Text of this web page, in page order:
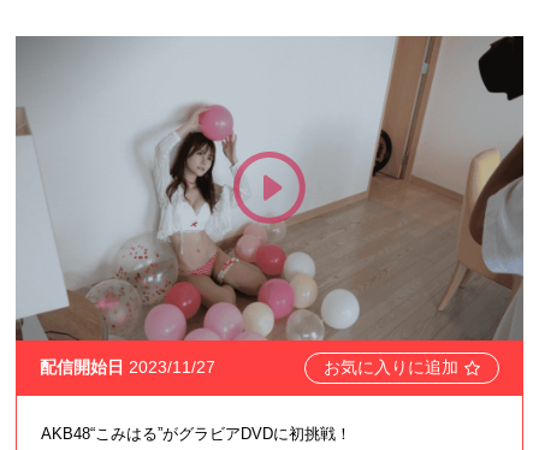
配信開始日 2023/11/27 お気に入りに追加
AKB48“こみはる”がグラビアDVDに初挑戦！